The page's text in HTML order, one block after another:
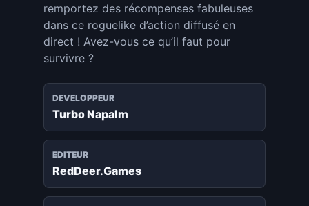
remportez des récompenses fabuleuses
dans ce roguelike d’action diffusé en
direct ! Avez-vous ce qu’il faut pour
survivre ?
DEVELOPPEUR
Turbo Napalm
EDITEUR
RedDeer.Games